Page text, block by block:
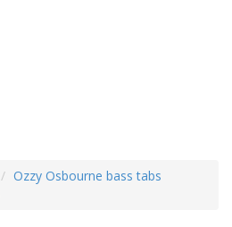
Ozzy Osbourne bass tabs